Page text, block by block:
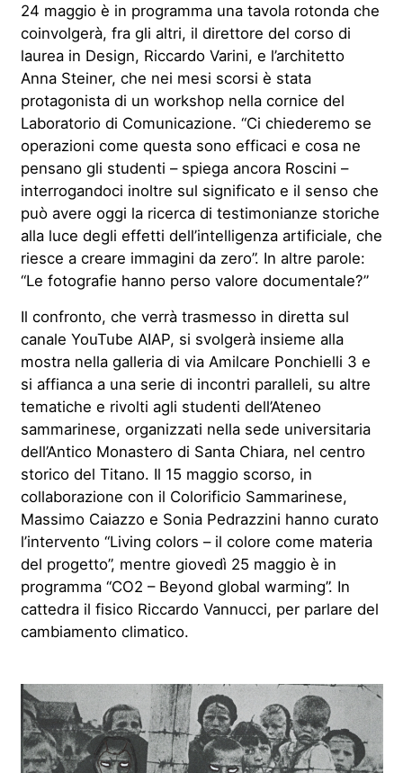
24 maggio è in programma una tavola rotonda che
coinvolgerà, fra gli altri, il direttore del corso di
laurea in Design, Riccardo Varini, e l’architetto
Anna Steiner, che nei mesi scorsi è stata
protagonista di un workshop nella cornice del
Laboratorio di Comunicazione. “Ci chiederemo se
operazioni come questa sono efficaci e cosa ne
pensano gli studenti – spiega ancora Roscini –
interrogandoci inoltre sul significato e il senso che
può avere oggi la ricerca di testimonianze storiche
alla luce degli effetti dell’intelligenza artificiale, che
riesce a creare immagini da zero”. In altre parole:
“Le fotografie hanno perso valore documentale?”
Il confronto, che verrà trasmesso in diretta sul
canale YouTube AIAP, si svolgerà insieme alla
mostra nella galleria di via Amilcare Ponchielli 3 e
si affianca a una serie di incontri paralleli, su altre
tematiche e rivolti agli studenti dell’Ateneo
sammarinese, organizzati nella sede universitaria
dell’Antico Monastero di Santa Chiara, nel centro
storico del Titano. Il 15 maggio scorso, in
collaborazione con il Colorificio Sammarinese,
Massimo Caiazzo e Sonia Pedrazzini hanno curato
l’intervento “Living colors – il colore come materia
del progetto”, mentre giovedì 25 maggio è in
programma “CO2 – Beyond global warming”. In
cattedra il fisico Riccardo Vannucci, per parlare del
cambiamento climatico.